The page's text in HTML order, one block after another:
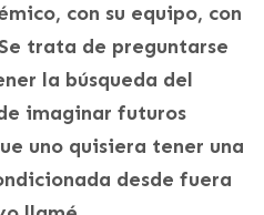
con su equipo, con
trata de preguntarse
la búsqueda del
imaginar futuros
uno quisiera tener una
desde fuera